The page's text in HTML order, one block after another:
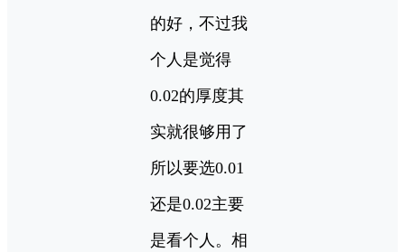
的好，不过我
个人是觉得
0.02的厚度其
实就很够用了
所以要选0.01
还是0.02主要
是看个人。相